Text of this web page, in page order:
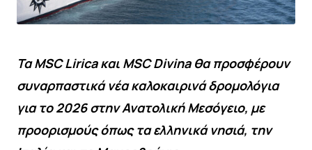
Τα MSC Lirica και MSC Divina θα προσφέρουν
συναρπαστικά νέα καλοκαιρινά δρομολόγια
για το 2026 στην Ανατολική Μεσόγειο, με
προορισμούς όπως τα ελληνικά νησιά, την